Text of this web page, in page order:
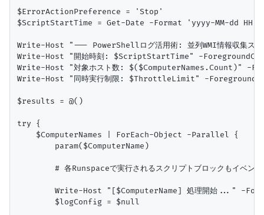
$ErrorActionPreference = 'Stop'
$ScriptStartTime = Get-Date -Format 'yyyy-MM-dd
Write-Host "--- PowerShellログ活用術: 並列WMI情報収集
Write-Host "開始時刻: $ScriptStartTime" -
Write-Host "対象ホスト数: $($ComputerNames.Count)" -
Write-Host "同時実行制限: $ThrottleLimit" -
$results = @()
try {
    $ComputerNames | ForEach-Object -Parallel {
        param($ComputerName)
# 各Runspaceで実行されるスクリプトブロックもイベン
Write-Host "[$ComputerName] 処理開始..." -
        $logConfig = $null